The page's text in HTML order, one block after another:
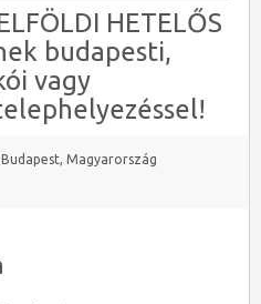
HETELŐS
budapesti,
vagy
Budapest, Magyarország